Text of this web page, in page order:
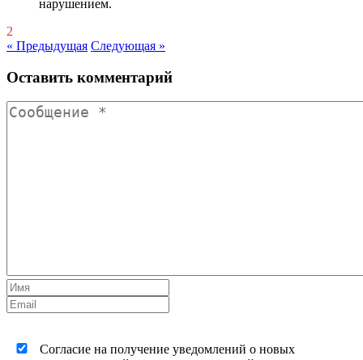
нарушением.
2
« Предыдущая Следующая »
Оставить комментарий
Согласие на получение уведомлений о новых